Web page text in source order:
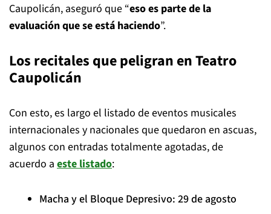
Caupolicán, aseguró que “eso es parte de la
evaluación que se está haciendo”.
Los recitales que peligran en Teatro
Caupolicán
Con esto, es largo el listado de eventos musicales
internacionales y nacionales que quedaron en ascuas,
algunos con entradas totalmente agotadas, de
acuerdo a este listado:
Macha y el Bloque Depresivo: 29 de agosto